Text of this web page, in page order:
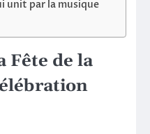
unit par la musique
Fête de la